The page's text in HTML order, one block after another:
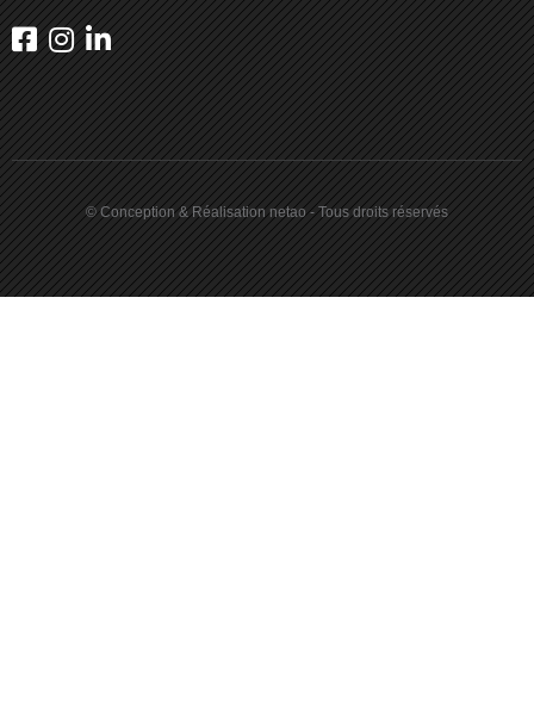
© Conception & Réalisation netao - Tous droits réservés